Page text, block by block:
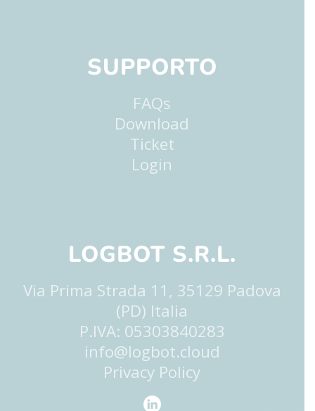
SUPPORTO
FAQs
Download
Ticket
Login
LOGBOT S.R.L.
Via Prima Strada 11, 35129 Padova
(PD) Italia
P.IVA: 05303840283
info@logbot.cloud
Privacy Policy